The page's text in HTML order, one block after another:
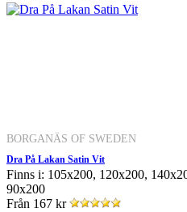
BORGANÄS OF SWEDEN
Dra På Lakan Satin Vit
Finns i: 105x200, 120x200,
90x200
Från 167 kr